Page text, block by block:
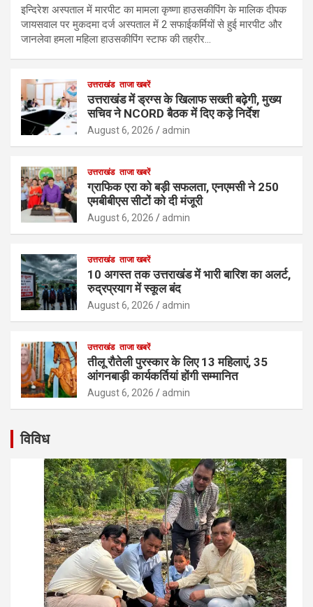
इन्दिरेश अस्पताल में मारपीट का मामला कृष्णा हाउसकीपिंग के मालिक दीपक
जायसवाल पर मुकदमा दर्ज अस्पताल में 2 सफाईकर्मियों से हुई मारपीट और
जानलेवा हमला महिला हाउसकीपिंग स्टाफ की तहरीर…
उत्तराखंड ताजा खबरें
उत्तराखंड में ड्रग्स के खिलाफ सख्ती बढ़ेगी, मुख्य
सचिव ने NCORD बैठक में दिए कड़े निर्देश
August 6, 2026 admin
उत्तराखंड ताजा खबरें
ग्राफिक एरा को बड़ी सफलता, एनएमसी ने 250
एमबीबीएस सीटों को दी मंजूरी
August 6, 2026 admin
उत्तराखंड ताजा खबरें
10 अगस्त तक उत्तराखंड में भारी बारिश का अलर्ट,
रुद्रप्रयाग में स्कूल बंद
August 6, 2026 admin
उत्तराखंड ताजा खबरें
तीलू रौतेली पुरस्कार के लिए 13 महिलाएं, 35
आंगनबाड़ी कार्यकर्तियां होंगी सम्मानित
August 6, 2026 admin
विविध